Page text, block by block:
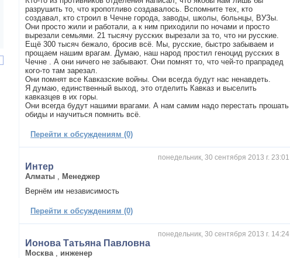
разрушить то, что кропотливо создавалось. Вспомните тех, кто
создавал, кто строил в Чечне города, заводы, школы, больнцы, ВУЗы.
Они просто жили и работали, а к ним приходили по ночами и просто
вырезали семьями. 21 тысячу русских вырезали за то, что ни русские.
Ещё 300 тысяч бежало, бросив всё. Мы, русские, быстро забываем и
прощаем нашим врагам. Думаю, наш народ простил геноцид русских в
Чечне . А они ничего не забывают. Они помнят то, что чей-то прапрадед
кого-то там зарезал.
Они помнят все Кавказские войны. Они всегда будут нас ненавдеть.
Я думаю, единственный выход, это отделить Кавказ и выселить
кавказцев в их горы.
Они всегда будут нашими врагами. А нам самим надо перестать прошать
обиды и научиться помнить всё.
Перейти к обсуждениям (0)
понедельник, 30 сентября 2013 г. 23:01
Интер
Алматы
Менеджер
Вернём им независимость
Перейти к обсуждениям (0)
понедельник, 30 сентября 2013 г. 14:24
Ионова Татьяна Павловна
Москва
инженер